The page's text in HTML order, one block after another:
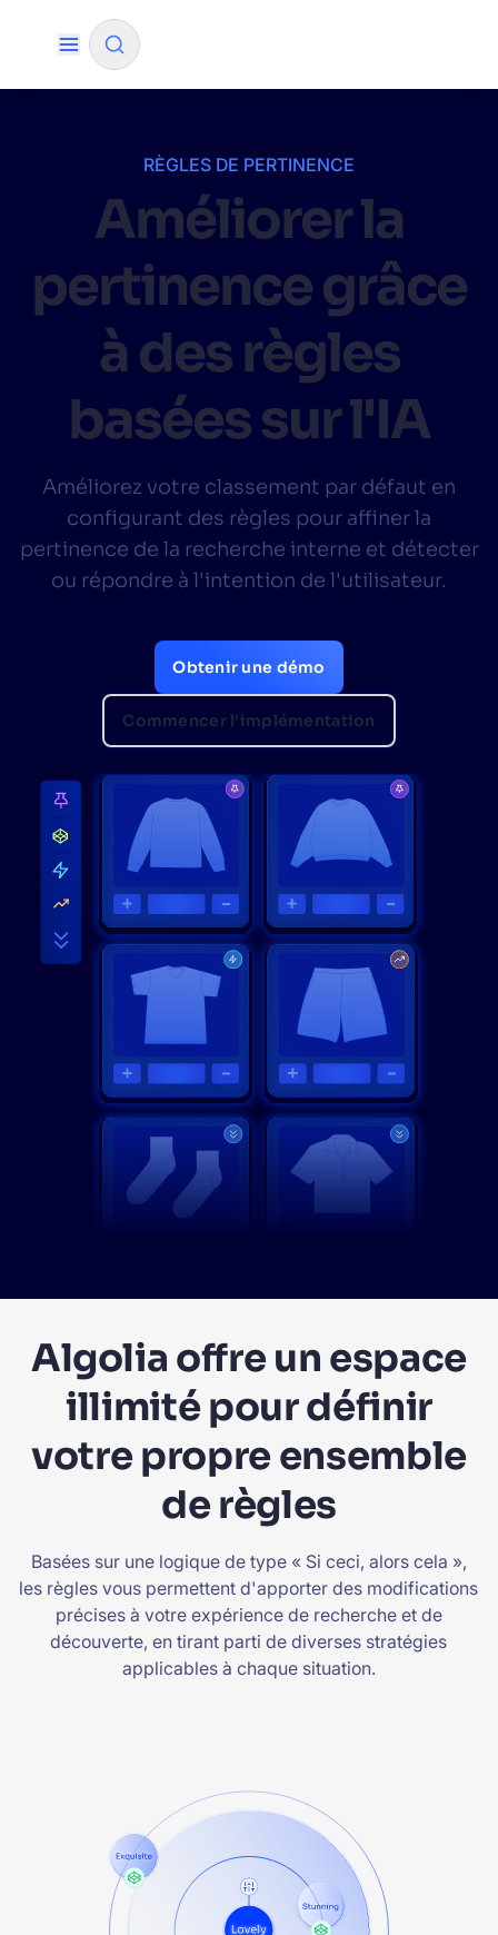
FILTRER PAR SOURCE
✨ Comment Algolia va-t-il améliorer notre
expérience de recherche et nos conversions ?
Comment intégrer la recherche Algolia à mon
Algolia peut-elle aider les acheteurs à trouver
des produits plus rapidement et à augmenter
✨Algolia pourra-t-il évoluer en fonction de notre
trafic et du volume de nos données ?
PRODUITS ET RESSOURCES
RÈGLES DE PERTINENCE
Améliorer la
pertinence grâce
à des règles
basées sur l'IA
Améliorez votre classement par défaut en
configurant des règles pour affiner la
pertinence de la recherche interne et détecter
ou répondre à l'intention de l'utilisateur.
Obtenir une démo
Commencer l'implémentation
Algolia offre un espace
illimité pour définir
votre propre ensemble
de règles
Basées sur une logique de type « Si ceci, alors cela »,
les règles vous permettent d'apporter des modifications
précises à votre expérience de recherche et de
découverte, en tirant parti de diverses stratégies
applicables à chaque situation.